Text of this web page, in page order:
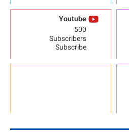
Youtube
500
Subscribers
Subscribe